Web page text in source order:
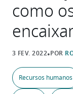
como
Recursos humanos